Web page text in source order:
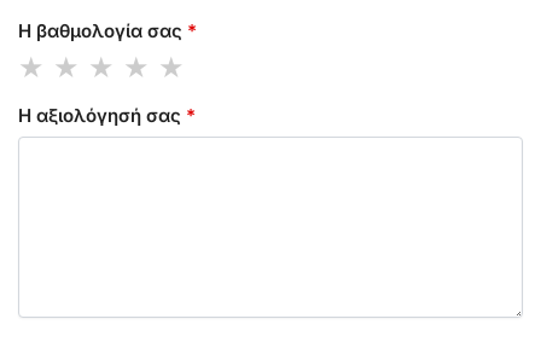
Η βαθμολογία σας *
Η αξιολόγησή σας *